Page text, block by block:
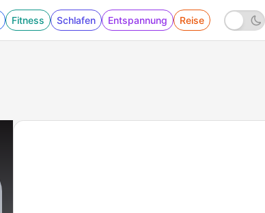
Fitness Schlafen Entspannung Reise